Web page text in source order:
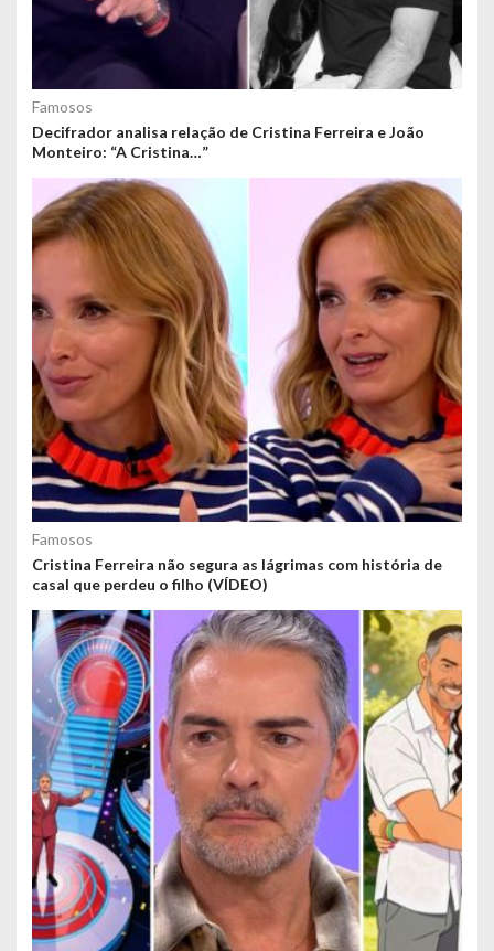
Famosos
Decifrador analisa relação de Cristina Ferreira e João
Monteiro: “A Cristina…”
Famosos
Cristina Ferreira não segura as lágrimas com história de
casal que perdeu o filho (VÍDEO)